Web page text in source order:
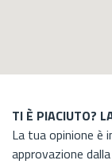
TI È PIACIUTO?
La tua opinione è
approvazione